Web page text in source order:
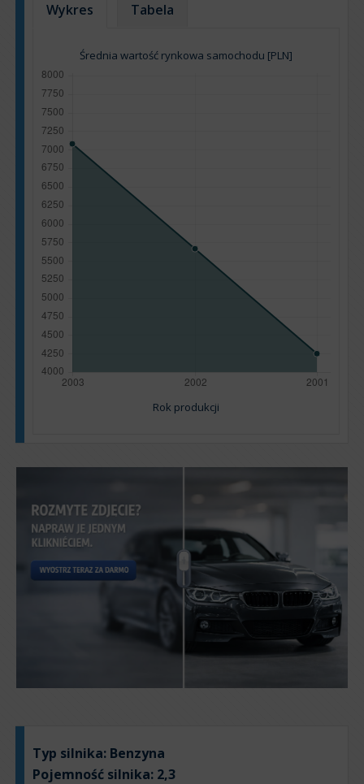
Wykres Tabela
Średnia wartość rynkowa samochodu [PLN]
Rok produkcji
Typ silnika: Benzyna
Pojemność silnika: 2,3